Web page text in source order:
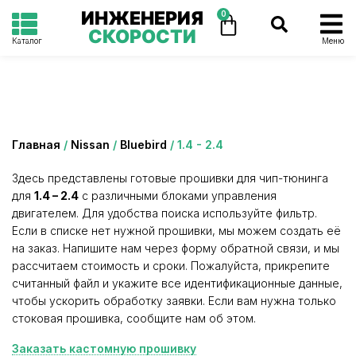
Каталог
ИНЖЕНЕРИЯ
СКОРОСТИ
0
Меню
Главная / Nissan / Bluebird / 1.4 - 2.4
Здесь представлены готовые прошивки для чип-тюнинга
для 1.4 – 2.4 с различными блоками управления
двигателем. Для удобства поиска используйте фильтр.
Если в списке нет нужной прошивки, мы можем создать её
на заказ. Напишите нам через форму обратной связи, и мы
рассчитаем стоимость и сроки. Пожалуйста, прикрепите
считанный файл и укажите все идентификационные данные,
чтобы ускорить обработку заявки. Если вам нужна только
стоковая прошивка, сообщите нам об этом.
Заказать кастомную прошивку